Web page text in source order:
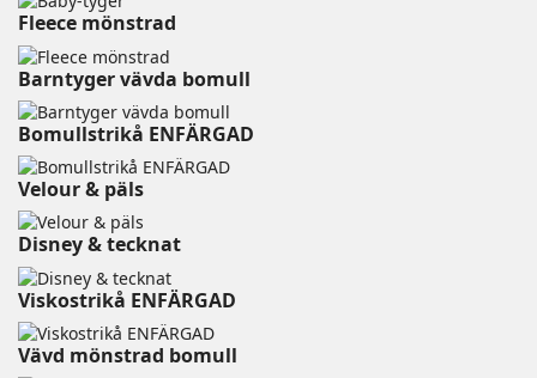
Fleece mönstrad⠀⠀⠀⠀⠀⠀⠀⠀
Barntyger vävda bomull
Bomullstrikå ENFÄRGAD
Velour & päls⠀⠀⠀⠀⠀⠀⠀⠀
Disney & tecknat⠀⠀⠀⠀⠀⠀⠀⠀
Viskostrikå ENFÄRGAD
Vävd mönstrad bomull